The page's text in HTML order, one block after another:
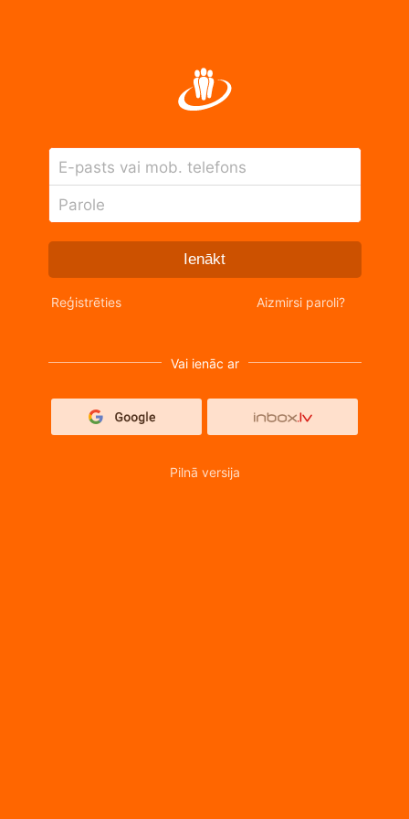
E-pasts vai mob. telefons
Parole
Ienākt
Reģistrēties Aizmirsi paroli?
Vai ienāc ar
Pilnā versija